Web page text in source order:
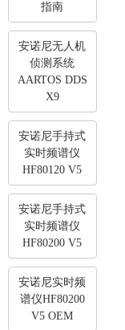
指南
安诺尼无人机
侦测系统
AARTOS DDS
X9
安诺尼手持式
实时频谱仪
HF80120 V5
安诺尼手持式
实时频谱仪
HF80200 V5
安诺尼实时频
谱仪HF80200
V5 OEM